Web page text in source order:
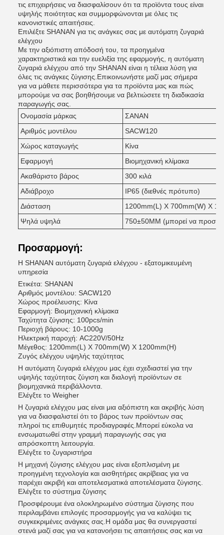
τις επιχειρήσεις να διασφαλίσουν ότι τα προϊόντα τους είναι
υψηλής ποιότητας και συμμορφώνονται με όλες τις
κανονιστικές απαιτήσεις.
Επιλέξτε SHANAN για τις ανάγκες σας με αυτόματη ζυγαριά
ελέγχου
Με την αξιόπιστη απόδοσή του, τα προηγμένα
χαρακτηριστικά και την ευελιξία της εφαρμογής, η αυτόματη
ζυγαριά ελέγχου από την SHANAN είναι η τέλεια λύση για
όλες τις ανάγκες ζύγισης.Επικοινωνήστε μαζί μας σήμερα
για να μάθετε περισσότερα για τα προϊόντα μας και πώς
μπορούμε να σας βοηθήσουμε να βελτιώσετε τη διαδικασία
παραγωγής σας.
Ονομασία μάρκας
ΣΑΝΑΝ
Αριθμός μοντέλου
SACW120
Χώρος καταγωγής
Κίνα
Εφαρμογή
Βιομηχανική κλίμακα
Ακαθάριστο βάρος
300 κιλά
Αδιάβροχο
IP65 (διεθνές πρότυπο)
Διάσταση
1200mm(L) X 700mm(W) X
Ψηλά υψηλά
750±50MM (μπορεί να
Προσαρμογή:
Η SHANAN αυτόματη ζυγαριά ελέγχου - εξατομικευμένη
υπηρεσία
Ετικέτα: SHANAN
Αριθμός μοντέλου: SACW120
Χώρος προέλευσης: Κίνα
Εφαρμογή: Βιομηχανική κλίμακα
Ταχύτητα ζύγισης: 100pcs/min
Περιοχή βάρους: 10-1000g
Ηλεκτρική παροχή: AC220V/50Hz
Μέγεθος: 1200mm(L) X 700mm(W) X 1200mm(H)
Ζυγός ελέγχου υψηλής ταχύτητας
Η αυτόματη ζυγαριά ελέγχου μας έχει σχεδιαστεί για την
υψηλής ταχύτητας ζύγιση και διαλογή προϊόντων σε
βιομηχανικά περιβάλλοντα.
Ελέγξτε το Weigher
Η ζυγαριά ελέγχου μας είναι μια αξιόπιστη και ακριβής λύση
για να διασφαλιστεί ότι το βάρος των προϊόντων σας
πληροί τις επιθυμητές προδιαγραφές.Μπορεί εύκολα να
ενσωματωθεί στην γραμμή παραγωγής σας για
απρόσκοπτη λειτουργία.
Ελέγξτε το ζυγαριστήρα
Η μηχανή ζύγισης ελέγχου μας είναι εξοπλισμένη με
προηγμένη τεχνολογία και αισθητήρες ακρίβειας για να
παρέχει ακριβή και αποτελεσματικά αποτελέσματα ζύγισης.
Ελέγξτε το σύστημα ζύγισης
Προσφέρουμε ένα ολοκληρωμένο σύστημα ζύγισης που
περιλαμβάνει επιλογές προσαρμογής για να καλύψει τις
συγκεκριμένες ανάγκες σας.Η ομάδα μας θα συνεργαστεί
στενά μαζί σας για να κατανοήσει τις απαιτήσεις σας και να